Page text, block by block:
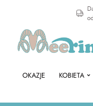
OKAZJE KOBIETA